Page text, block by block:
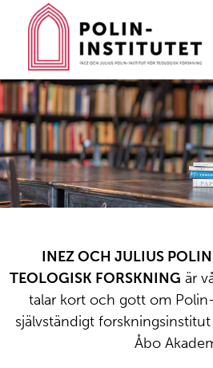
INEZ OCH JULIUS
TEOLOGISK FORSKNING är
talar kort och gott om
självständigt
Åbo